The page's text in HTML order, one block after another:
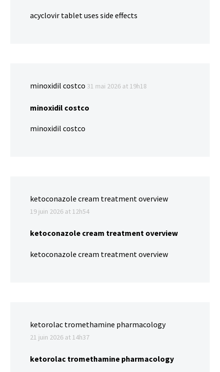
acyclovir tablet uses side effects
minoxidil costco 31 mai 2026 at 19h18
minoxidil costco
minoxidil costco
ketoconazole cream treatment overview
19 juin 2026 at 12h54
ketoconazole cream treatment overview
ketoconazole cream treatment overview
ketorolac tromethamine pharmacology
21 juin 2026 at 14h37
ketorolac tromethamine pharmacology